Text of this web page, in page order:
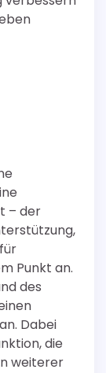
– der
Punkt an.
des
Dabei
die
weiterer